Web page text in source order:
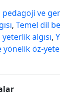
pedagoji ve
, Temel dil
algısı,
öz-